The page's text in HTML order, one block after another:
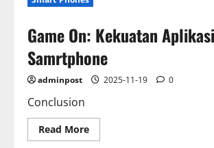
Mana
Terbaik
Untuk
Tua
Pecinta
Teknologi?
Game On: Kekuatan
Samrtphone
adminpost 2025-11-19 0
Conclusion
Read MoreRead
more